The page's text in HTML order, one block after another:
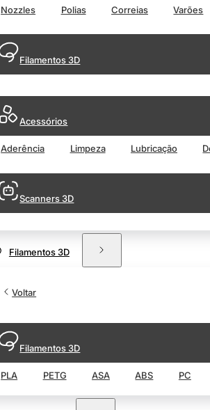
Nozzles Polias Correias Varões
Filamentos 3D
Acessórios
Aderência Limpeza Lubricação
Scanners 3D
Filamentos 3D
Voltar
Filamentos 3D
PLA PETG ASA ABS PC